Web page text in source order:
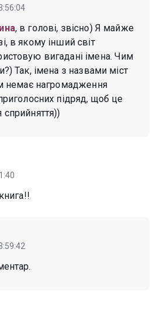
, в голові, звісно) Я майже
в якому інший світ
вигадані імена. Чим
Так, імена з назвами міст
немає нагромадження
підряд, щоб це